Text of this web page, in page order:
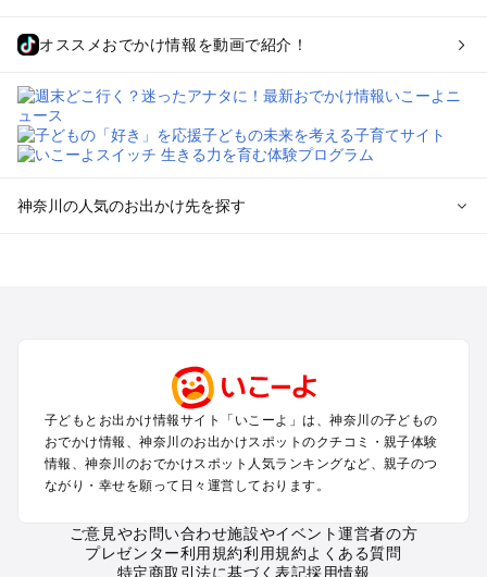
オススメおでかけ情報を動画で紹介！
神奈川の人気のお出かけ先を探す
小田原・熱海・湯河原・真鶴のプールお出かけ
町田・相模原・愛川・上野原のプールお出かけ
新横浜・港北エリア・日吉・青葉台・鶴見のプールお出かけ
川崎のプールお出かけ
海老名・厚木のプールお出かけ
箱根（湯本・強羅・小涌谷・仙石原・芦ノ湖）のプールお出か
子どもとお出かけ情報サイト「いこーよ」は、神奈川の子どもの
おでかけ情報、神奈川のお出かけスポットのクチコミ・親子体験
情報、神奈川のおでかけスポット人気ランキングなど、親子のつ
ながり・幸せを願って日々運営しております。
ご意見やお問い合わせ施設やイベント運営者の方
プレゼンター利用規約利用規約よくある質問
特定商取引法に基づく表記採用情報